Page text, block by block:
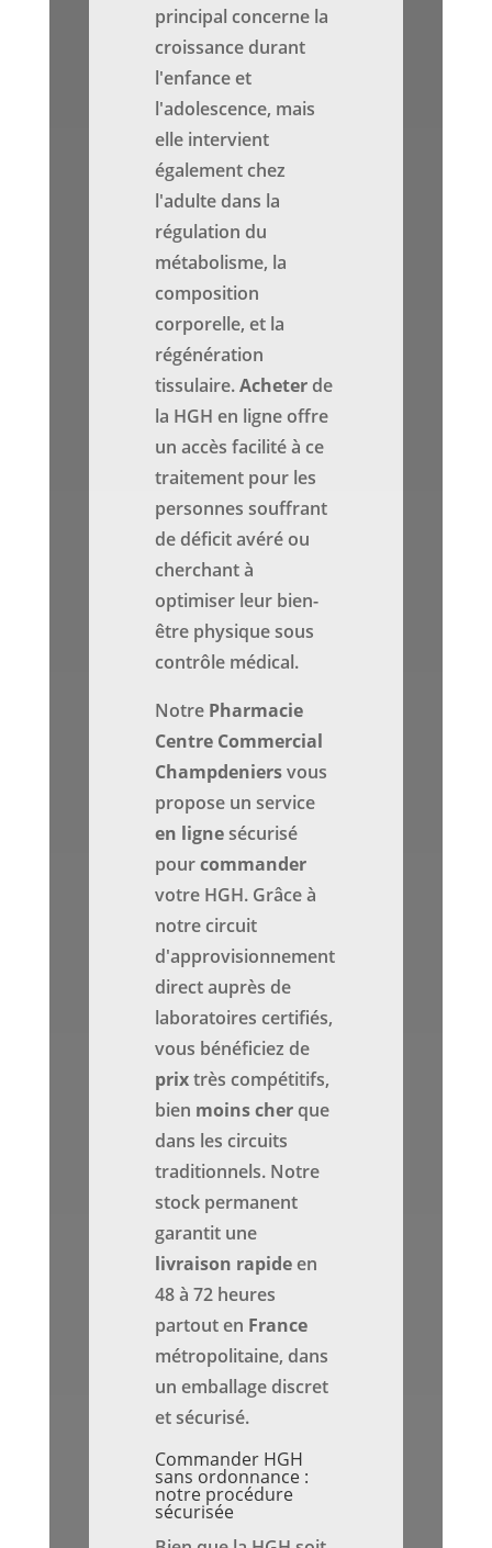
principal concerne la
croissance durant
l'enfance et
l'adolescence, mais
elle intervient
également chez
l'adulte dans la
régulation du
métabolisme, la
composition
corporelle, et la
régénération
tissulaire.Acheterde
la HGH en ligne offre
un accès facilité à ce
traitement pour les
personnes souffrant
de déficit avéré ou
cherchant à
optimiser leur bien-
être physique sous
contrôle médical.
Notre Pharmacie
Centre Commercial
Champdeniersvous
propose un service
en lignesécurisé
pourcommander
votre HGH. Grâce à
notre circuit
d'approvisionnement
direct auprès de
laboratoires certifiés,
vous bénéficiez de
prixtrès compétitifs,
bien moins cherque
dans les circuits
traditionnels. Notre
stock permanent
garantit une
livraison rapideen
48 à 72 heures
partout en France
métropolitaine, dans
un emballage discret
et sécurisé.
Commander HGH
sans ordonnance :
notre procédure
sécurisée